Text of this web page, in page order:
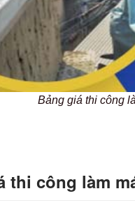
Bảng giá thi công
thi công làm